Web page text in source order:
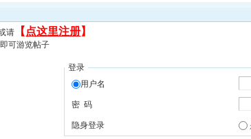
请 【 点这里注册】
可游览帖子
登录
用户名
密 码
隐身登录